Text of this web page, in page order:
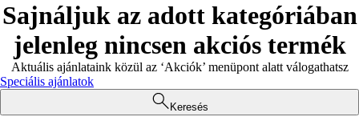
Sajnáljuk az adott kategóriában
jelenleg nincsen akciós termék
Aktuális ajánlataink közül az ‘Akciók’ menüpont alatt válogathatsz
Speciális ajánlatok
Keresés